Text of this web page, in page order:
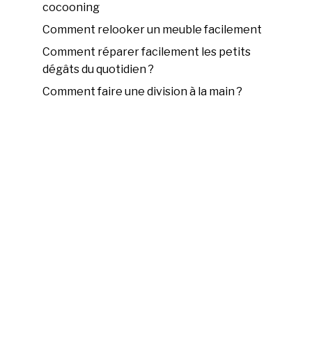
cocooning
Comment relooker un meuble facilement
Comment réparer facilement les petits
dégâts du quotidien ?
Comment faire une division à la main ?